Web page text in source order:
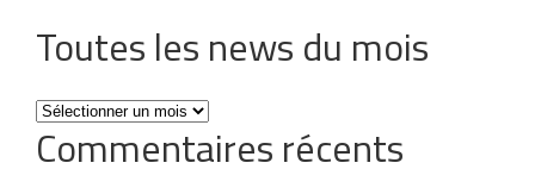
Toutes les news du mois
Toutes
les
news
Commentaires récents